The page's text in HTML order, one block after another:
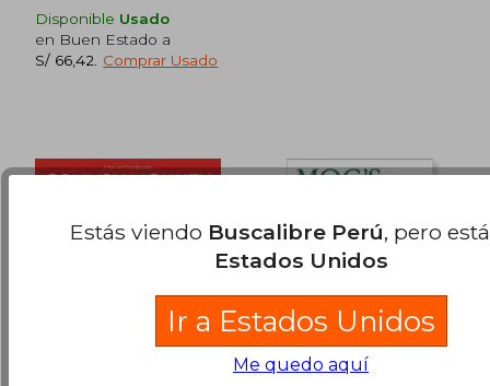
Rápido
Disponible Usado
en Buen Estado a
S/ 66,42
Comprar Usado
Estás viendo Buscalibre Perú, pero
Estados Unidos
Ir a Estados Unidos
Me quedo aquí